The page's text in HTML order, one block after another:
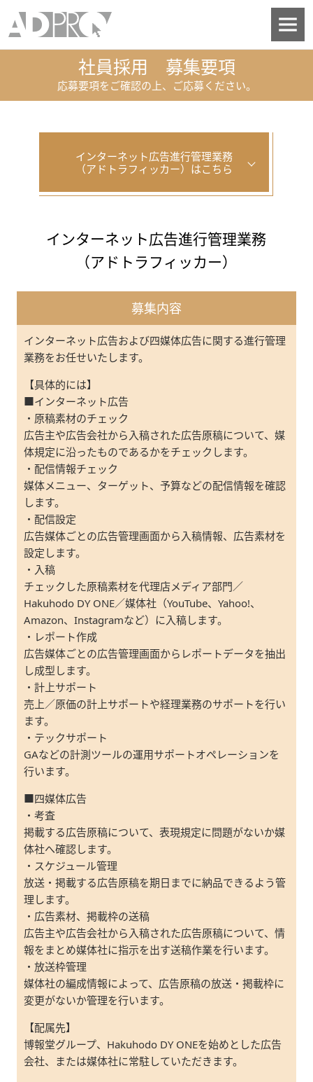
社員採用 募集要項
応募要項をご確認の上、ご応募ください。
インターネット広告進行管理業務
（アドトラフィッカー）はこちら
インターネット広告進行管理業務
（アドトラフィッカー）
募集内容
インターネット広告および四媒体広告に関する進行管理
業務をお任せいたします。
【具体的には】
■インターネット広告
・原稿素材のチェック
広告主や広告会社から入稿された広告原稿について、媒
体規定に沿ったものであるかをチェックします。
・配信情報チェック
媒体メニュー、ターゲット、予算などの配信情報を確認
します。
・配信設定
広告媒体ごとの広告管理画面から入稿情報、広告素材を
設定します。
・入稿
チェックした原稿素材を代理店メディア部門／
Hakuhodo DY ONE／媒体社（YouTube、Yahoo!、
Amazon、Instagramなど）に入稿します。
・レポート作成
広告媒体ごとの広告管理画面からレポートデータを抽出
し成型します。
・計上サポート
売上／原価の計上サポートや経理業務のサポートを行い
ます。
・テックサポート
GAなどの計測ツールの運用サポートオペレーションを
行います。
■四媒体広告
・考査
掲載する広告原稿について、表現規定に問題がないか媒
体社へ確認します。
・スケジュール管理
放送・掲載する広告原稿を期日までに納品できるよう管
理します。
・広告素材、掲載枠の送稿
広告主や広告会社から入稿された広告原稿について、情
報をまとめ媒体社に指示を出す送稿作業を行います。
・放送枠管理
媒体社の編成情報によって、広告原稿の放送・掲載枠に
変更がないか管理を行います。
【配属先】
博報堂グループ、Hakuhodo DY ONEを始めとした広告
会社、または媒体社に常駐していただきます。